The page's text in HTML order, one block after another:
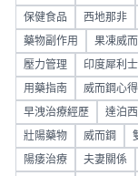
保健食品 西地那非
藥物副作用 果凍威
壓力管理 印度犀利士
用藥指南 威而鋼心得
早洩治療經歷 達泊西
壯陽藥物 威而鋼
陽痿治療 夫妻關係